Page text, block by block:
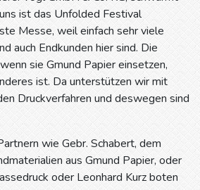
ist das Unfolded Festival
Messe, weil einfach sehr viele
auch Endkunden hier sind. Die
sie Gmund Papier einsetzen,
ist. Da unterstützen wir mit
Druckverfahren und deswegen sind
wie Gebr. Schabert, dem
aus Gmund Papier, oder
oder Leonhard Kurz boten